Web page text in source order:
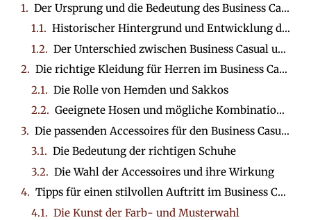
Der Ursprung und die Bedeutung des Business Casual
Historischer Hintergrund und Entwicklung des Dresscodes
Der Unterschied zwischen Business Casual und anderen Dresscodes
Die richtige Kleidung für Herren im Business Casual
Die Rolle von Hemden und Sakkos
Geeignete Hosen und mögliche Kombinationen
Die passenden Accessoires für den Business Casual Look
Die Bedeutung der richtigen Schuhe
Die Wahl der Accessoires und ihre Wirkung
Tipps für einen stilvollen Auftritt im Business Casual Look
Die Kunst der Farb- und Musterwahl